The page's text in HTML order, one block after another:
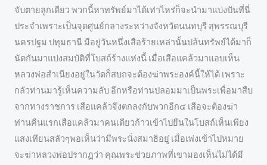
จับตายลูกเดียว พวกนี้หาทรัพย์มาได้เท่าไหร่ก็จะนำมาแบ่งปันที่นี่
ประจำเพราะเป็นจุดศูนย์กลางระหว่างจังหวัดนนทบุรี สุพรรณบุรี
นครปฐม ปทุมธานี มีอยู่วันหนึ่งเสือร้ายเหล่านั้นปล้นทรัพย์ได้มาก็
นัดกันมาแบ่งสมบัติที่โบสถ์ร้างแห่งนี้ เมื่อเสือแคล้วมาแอบเห็น
หลวงพ่อสำเนียงอยู่ในวัดก็สบถจะต้องฆ่าพระองค์นี้ให้ได้ เพราะ
กลัวท่านมารู้เห็นความลับ อีกหรือท่านปลอมมาเป็นพระเพื่อมาสืบ
จากทางราชการ เสือแคล้วจึงตกลงกับพวกอีก๔ เสือจะต้องฆ่า
ท่านคืนแรกเสือแคล้วมาคนเดียวก้าวเข้าไปยืนในโบสถ์เห็นเพียง
แสงเทียนสลัวๆพอเห็นว่ามีพระนั่งสมาธิอยู่ เมื่อเพ่งเข้าไปหมาย
จะฆ่าหลวงพ่อปรากฏว่า คุณพระช่วยภาพที่เขามองเห็นไม่ได้มี